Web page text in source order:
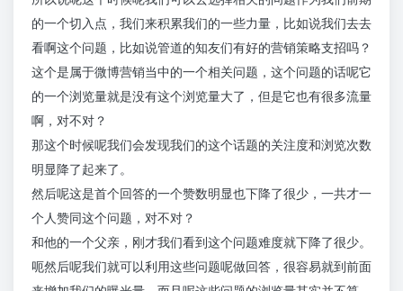
的一个切入点，我们来积累我们的一些力量，比如说我们去去
看啊这个问题，比如说管道的知友们有好的营销策略支招吗？
这个是属于微博营销当中的一个相关问题，这个问题的话呢它
的一个浏览量就是没有这个浏览量大了，但是它也有很多流量
啊，对不对？
那这个时候呢我们会发现我们的这个话题的关注度和浏览次数
明显降了起来了。
然后呢这是首个回答的一个赞数明显也下降了很少，一共才一
个人赞同这个问题，对不对？
和他的一个父亲，刚才我们看到这个问题难度就下降了很少。
呃然后呢我们就可以利用这些问题呢做回答，很容易就到前面